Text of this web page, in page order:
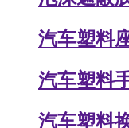
汽车塑料
汽车塑料
汽车塑料